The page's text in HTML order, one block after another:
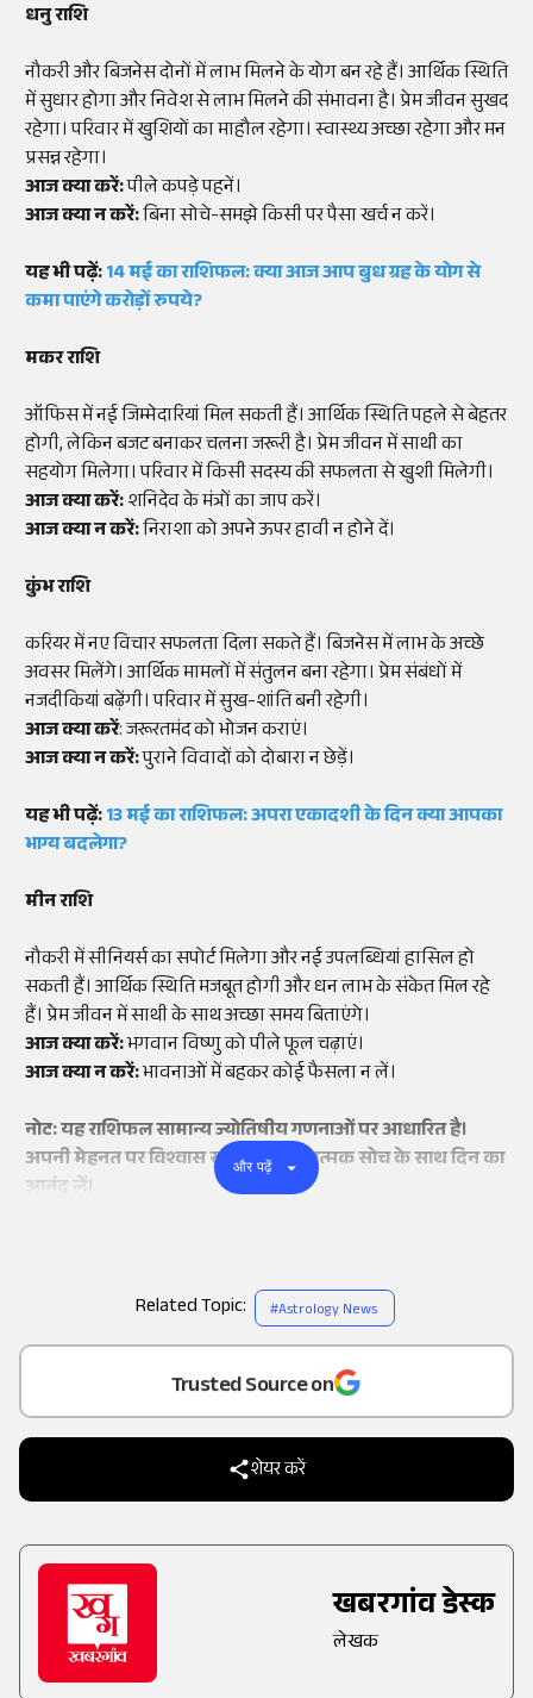
as a
Trusted Source on
शेयर करें
खबरगांव डेस्क
लेखक
धनु राशि
नौकरी और बिजनेस दोनों में लाभ मिलने के योग बन रहे हैं। आर्थिक स्थिति
में सुधार होगा और निवेश से लाभ मिलने की संभावना है। प्रेम जीवन सुखद
रहेगा। परिवार में खुशियों का माहौल रहेगा। स्वास्थ्य अच्छा रहेगा और मन
प्रसन्न रहेगा।
आज क्या करें:पीले कपड़े पहनें।
आज क्या न करें:बिना सोचे-समझे किसी पर पैसा खर्च न करें।
यह भी पढ़ें:14 मई का राशिफल: क्या आज आप बुध ग्रह के योग से
कमा पाएंगे करोड़ों रुपये?
मकर राशि
ऑफिस में नई जिम्मेदारियां मिल सकती हैं। आर्थिक स्थिति पहले से बेहतर
होगी, लेकिन बजट बनाकर चलना जरूरी है। प्रेम जीवन में साथी का
सहयोग मिलेगा। परिवार में किसी सदस्य की सफलता से खुशी मिलेगी।
आज क्या करें:शनिदेव के मंत्रों का जाप करें।
आज क्या न करें:निराशा को अपने ऊपर हावी न होने दें।
कुंभ राशि
करियर में नए विचार सफलता दिला सकते हैं। बिजनेस में लाभ के अच्छे
अवसर मिलेंगे। आर्थिक मामलों में संतुलन बना रहेगा। प्रेम संबंधों में
नजदीकियां बढ़ेंगी। परिवार में सुख-शांति बनी रहेगी।
आज क्या करें: जरूरतमंद को भोजन कराएं।
आज क्या न करें:पुराने विवादों को दोबारा न छेड़ें।
यह भी पढ़ें:13 मई का राशिफल: अपरा एकादशी के दिन क्या आपका
भाग्य बदलेगा?
मीन राशि
नौकरी में सीनियर्स का सपोर्ट मिलेगा और नई उपलब्धियां हासिल हो
सकती हैं। आर्थिक स्थिति मजबूत होगी और धन लाभ के संकेत मिल रहे
हैं। प्रेम जीवन में साथी के साथ अच्छा समय बिताएंगे।
आज क्या करें:भगवान विष्णु को पीले फूल चढ़ाएं।
आज क्या न करें:भावनाओं में बहकर कोई फैसला न लें।
नोट: यह राशिफल सामान्य ज्योतिषीय गणनाओं पर आधारित है।
अपनी मेहनत पर विश्वास रखें और सकारात्मक सोच के साथ दिन का
आनंद लें।
और पढ़ें
Related Topic: #Astrology News